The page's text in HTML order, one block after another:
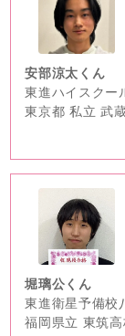
no
image
安部涼太くん
東進ハイスクー
東京都 私立 武
no
image
堀璃公くん
東進衛星予備校
福岡県立 東筑高